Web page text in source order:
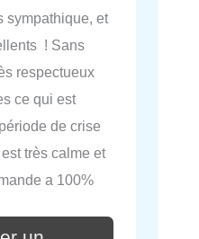
sympathique, et
! Sans
respectueux
ce qui est
de crise
très calme et
a 100%